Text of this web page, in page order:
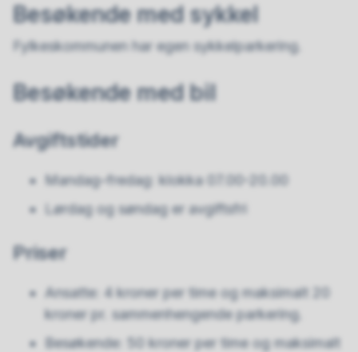
Besøkende med sykkel
Fylkeskommunen har egen sykkelparkering.
Besøkende med bil
Avgiftstider
Mandag–fredag: klokka 07.00-20.00
Lørdag og søndag er avgiftsfri
Priser
Ansatte: 4 kroner per time og maksimalt 20
kroner pr. sammenhengende parkering.
Besøkende: 50 kroner per time og maksimalt